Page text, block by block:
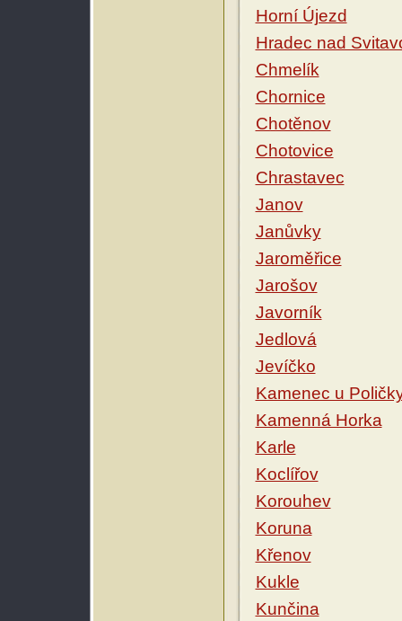
Horní Újezd
Hradec nad
Chmelík
Chornice
Chotěnov
Chotovice
Chrastavec
Janov
Janůvky
Jaroměřice
Jarošov
Javorník
Jedlová
Jevíčko
Kamenec u
Kamenná Horka
Karle
Koclířov
Korouhev
Koruna
Křenov
Kukle
Kunčina